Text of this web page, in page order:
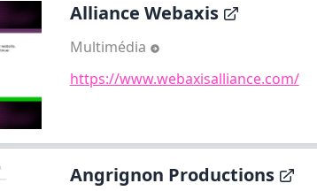
Alliance Webaxis
Multimédia
https://www.webaxisalliance.com/
Angrignon Productions